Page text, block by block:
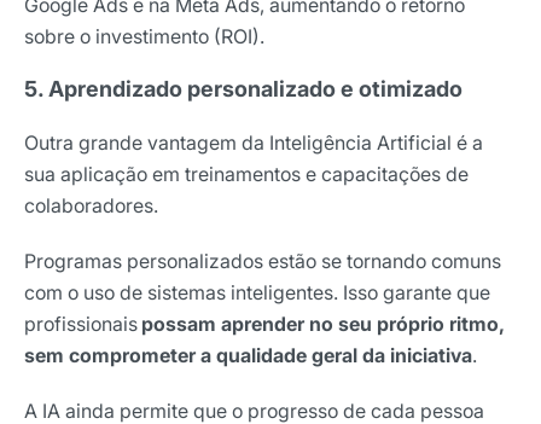
sobre o investimento (ROI).
5. Aprendizado personalizado e otimizado
Outra grande vantagem da Inteligência Artificial é a
sua aplicação em treinamentos e capacitações de
colaboradores.
Programas personalizados estão se tornando comuns
com o uso de sistemas inteligentes. Isso garante que
profissionais possam aprender no seu próprio ritmo,
sem comprometer a qualidade geral da iniciativa.
A IA ainda permite que o progresso de cada pessoa